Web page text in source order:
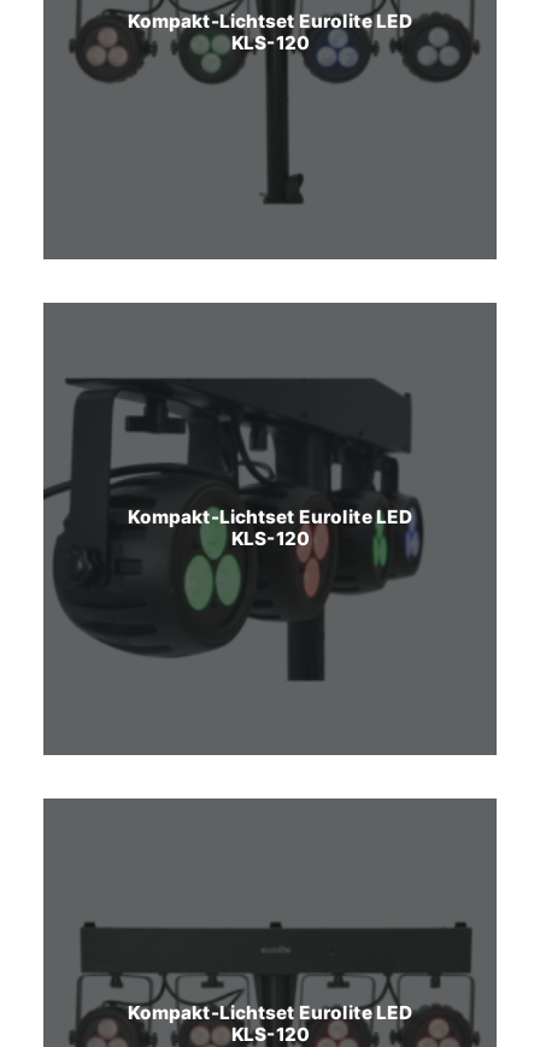
Kompakt-Lichtset Eurolite LED
KLS-120
Kompakt-Lichtset Eurolite LED
KLS-120
Kompakt-Lichtset Eurolite LED
KLS-120